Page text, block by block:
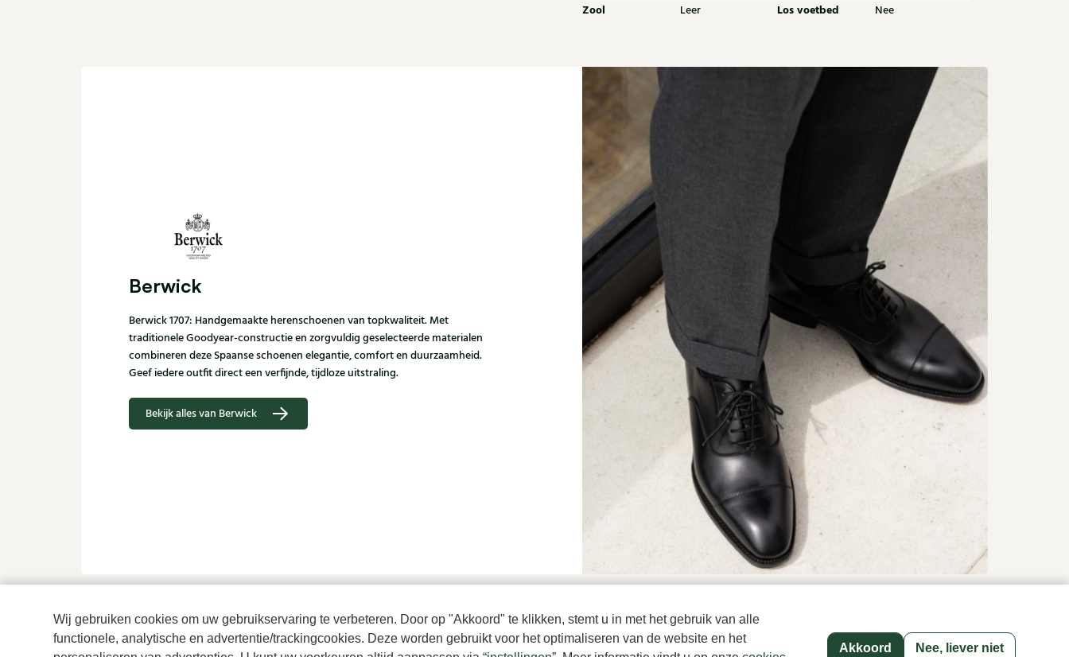
Wij gebruiken cookies om uw gebruikservaring te verbeteren. Door op "Akkoord" te klikken, stemt u in met het gebruik van alle
functionele, analytische en advertentie/trackingcookies. Deze worden gebruikt voor het optimaliseren van de website en het
Akkoord Nee, liever niet
Zool Leer Los voetbed Nee
Berwick
Berwick 1707: Handgemaakte herenschoenen van topkwaliteit. Met
traditionele Goodyear-constructie en zorgvuldig geselecteerde materialen
combineren deze Spaanse schoenen elegantie, comfort en duurzaamheid.
Geef iedere outfit direct een verfijnde, tijdloze uitstraling.
Bekijk alles van Berwick
Is dit iets voor jou? Naar alle producten